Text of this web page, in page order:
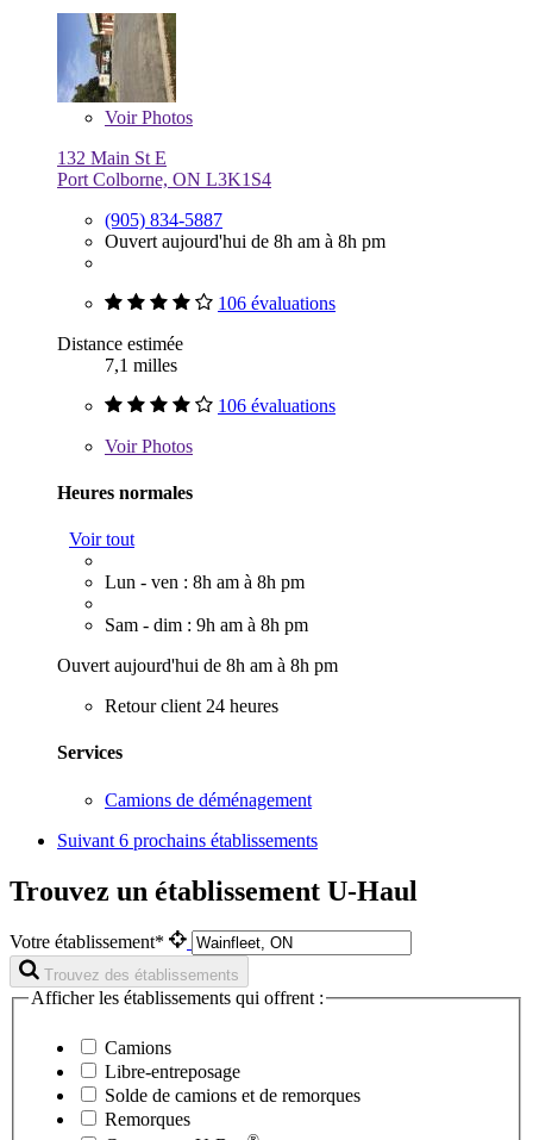
VoirPhotos
132 Main St E
Port Colborne, ON L3K1S4
(905) 834-5887
Ouvert aujourd'hui de 8h am à 8h pm
106 évaluations
Distance estimée
7,1 milles
106 évaluations
VoirPhotos
Heures normales
Voir tout
Lun - ven : 8h am à 8h pm
Sam - dim : 9h am à 8h pm
Ouvert aujourd'hui de 8h am à 8h pm
Retour client 24 heures
Services
Camions de déménagement
Suivant 6 prochains établissements
Trouvez un établissement U-Haul
Votre établissement*
Trouvez des établissements
Afficher les établissements qui offrent :
Camions
Libre-entreposage
Solde de camions et de remorques
Remorques